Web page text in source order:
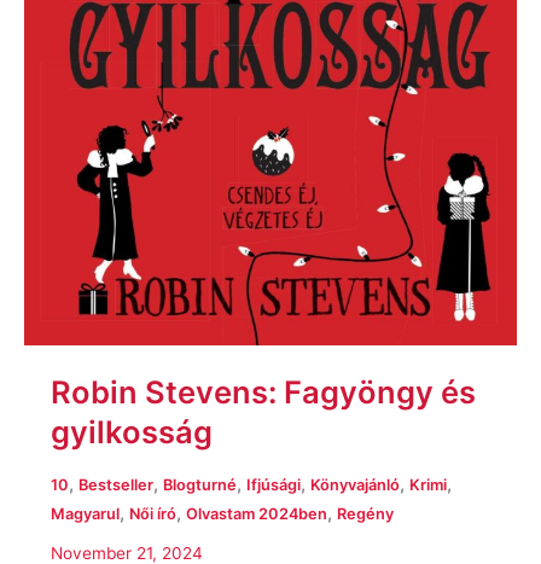
Robin Stevens: Fagyöngy és
gyilkosság
10, Bestseller, Blogturné, Ifjúsági, Könyvajánló, Krimi,
Magyarul, Női író, Olvastam 2024ben, Regény
November 21, 2024